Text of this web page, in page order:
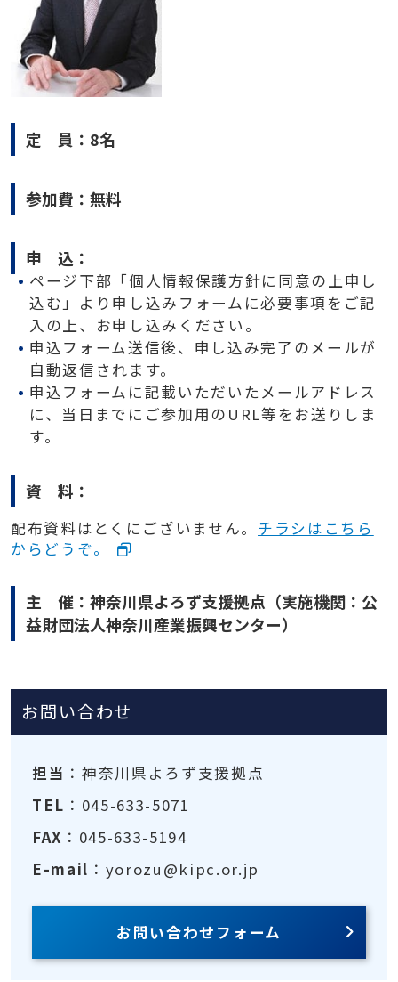
定 員：8名
参加費：無料
申 込：
ページ下部「個人情報保護方針に同意の上申し
込む」より申し込みフォームに必要事項をご記
入の上、お申し込みください。
申込フォーム送信後、申し込み完了のメールが
自動返信されます。
申込フォームに記載いただいたメールアドレス
に、当日までにご参加用のURL等をお送りしま
す。
資 料：
配布資料はとくにございません。 チラシはこちら
からどうぞ。
主 催：神奈川県よろず支援拠点（実施機関：公
益財団法人神奈川産業振興センター）
お問い合わせ
担当 ：神奈川県よろず支援拠点
TEL ：045-633-5071
FAX ：045-633-5194
E-mail ：yorozu@kipc.or.jp
お問い合わせフォーム